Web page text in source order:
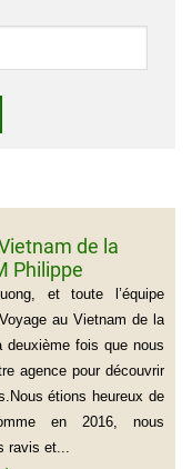
de la
Philippe
et toute l’équipe
au Vietnam de la
deuxième fois que nous
agence pour découvrir
étions heureux de
en 2016, nous
ravis et...